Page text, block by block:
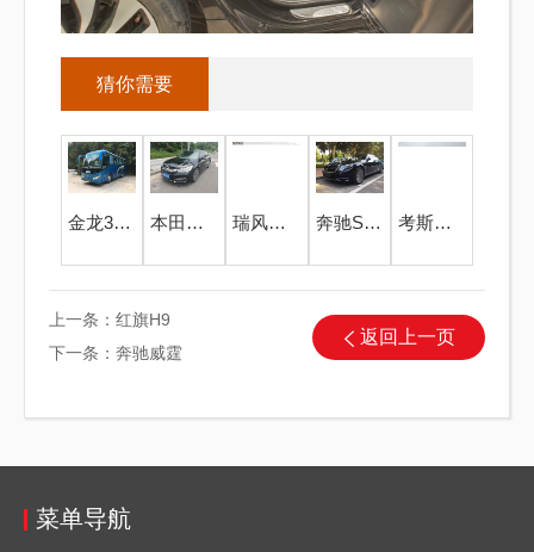
猜你需要
金龙37座大巴 本田雅阁 瑞风商务 奔驰S级婚礼花车 考斯特中巴20座
返回上一页
上一条： 红旗H9
下一条： 奔驰威霆
菜单导航